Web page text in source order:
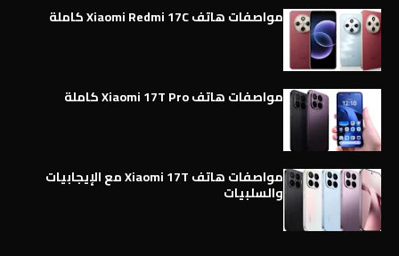
مواصفات هاتف Xiaomi Redmi 17C كاملة
مواصفات هاتف Xiaomi 17T Pro كاملة
مواصفات هاتف Xiaomi 17T مع الإيجابيات
والسلبيات